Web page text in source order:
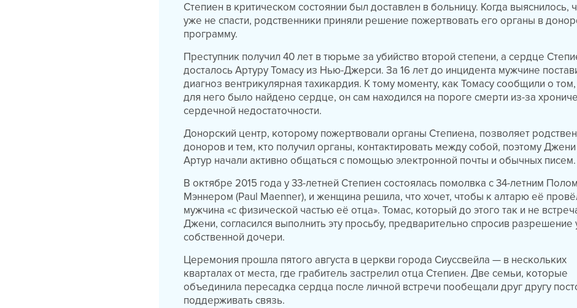
Степиен в критическом состоянии был доставлен в больницу. Когда выяснилось,
уже не спасти, родственники приняли решение пожертвовать его органы в
программу.
Преступник получил 40 лет в тюрьме за убийство второй степени, а сердце
досталось Артуру Томасу из Нью-Джерси. За 16 лет до инцидента мужчине
диагноз вентрикулярная тахикардия. К тому моменту, как Томасу сообщили о том,
для него было найдено сердце, он сам находился на пороге смерти из-за
сердечной недостаточности.
Донорский центр, которому пожертвовали органы Степиена, позволяет
доноров и тем, кто получил органы, контактировать между собой, поэтому Джени
Артур начали активно общаться с помощью электронной почты и обычных писем.
В октябре 2015 года у 33-летней Степиен состоялась помолвка с 34-летним Полом
Мэннером (Paul Maenner), и женщина решила, что хочет, чтобы к алтарю её
мужчина «с физической частью её отца». Томас, который до этого так и не
Джени, согласился выполнить эту просьбу, предварительно спросив разрешение
собственной дочери.
Церемония прошла пятого августа в церкви города Сиуссвейла — в нескольких
кварталах от места, где грабитель застрелил отца Степиен. Две семьи, которые
объединила пересадка сердца после личной встречи пообещали друг другу
поддерживать связь.